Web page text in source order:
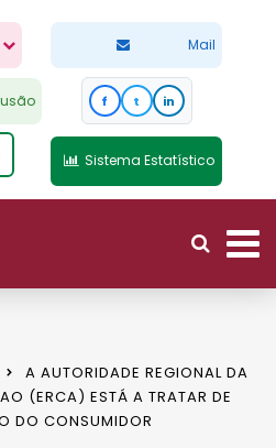
Mail
f t in
Sistema Estatístico
A AUTORIDADE REGIONAL DA
(ERCA) ESTÁ A TRATAR DE
DO CONSUMIDOR